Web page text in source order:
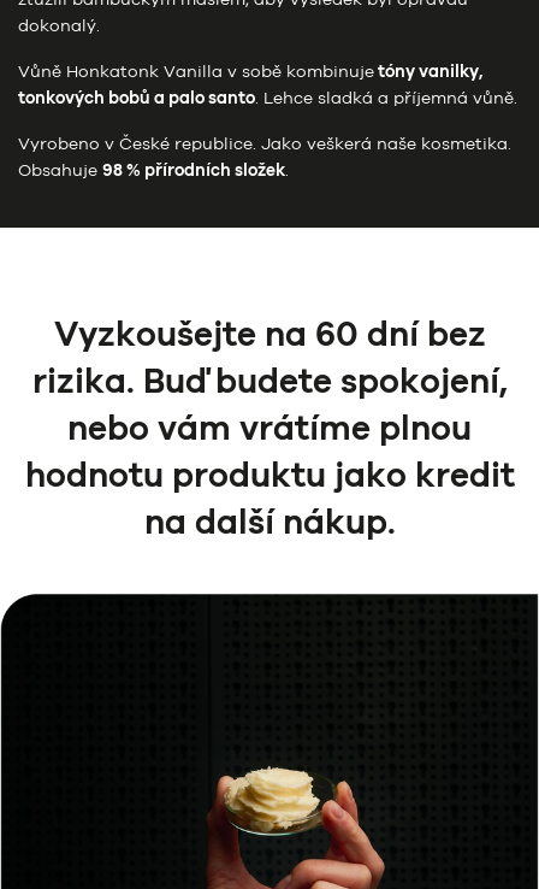
dokonalý.
Vůně Honkatonk Vanilla v sobě kombinujetóny vanilky,
tonkových bobů a palo santo. Lehce sladká a příjemná vůně.
Vyrobeno v České republice. Jako veškerá naše kosmetika.
Obsahuje 98 % přírodních složek.
Vyzkoušejte na 60 dní bez
rizika. Buď budete spokojení,
nebo vám vrátíme plnou
hodnotu produktu jako kredit
na další nákup.